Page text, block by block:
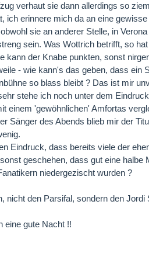
verhaut sie dann allerdings so
ich erinnere mich da an eine
sie an anderer Stelle, in
sein. Was Wottrich betrifft, so
kann der Knabe punkten, sonst
- wie kann's das geben, dass
so blass bleibt ? Das ist mir
stehe ich noch unter dem
einem 'gewöhnlichen' Amfortas
Sänger des Abends blieb mir der
Eindruck, dass bereits viele der
geschehen, dass gut eine
niedergezischt wurden ?
nicht den Parsifal, sondern den
eine gute Nacht !!